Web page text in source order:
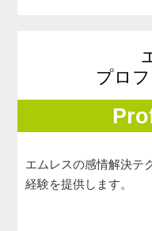
プロ
エムレスの感情解決テ
経験を提供します。